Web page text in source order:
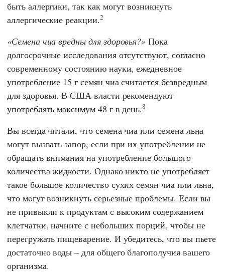
быть аллергики, так как могут возникнуть
аллергические реакции.2
Семена чиа вредны для здоровья? Пока
долгосрочные исследования отсутствуют, согласно
современному состоянию науки, ежедневное
употребление 15 г семян чиа считается безвредным
для здоровья. В США власти рекомендуют
употреблять максимум 48 г в день.8
Вы всегда читали, что семена чиа или семена льна
могут вызвать запор, если при их употреблении не
обращать внимания на употребление большого
количества жидкости. Однако никто не употребляет
такое большое количество сухих семян чиа или льна,
что могут возникнуть серьезные проблемы. Если вы
не привыкли к продуктам с высоким содержанием
клетчатки, начните с небольших порций, чтобы не
перегружать пищеварение. И убедитесь, что вы пьете
достаточно воды – для общего благополучия вашего
организма.